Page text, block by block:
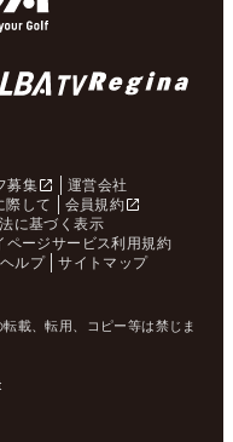
募集
運営会社
際して
会員規約
に基づく表示
ページサービス利用規約
ヘルプ サイトマップ
載、転用、コピー等は禁じま